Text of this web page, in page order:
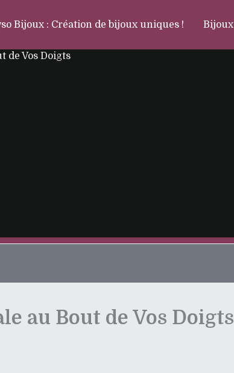
Bijoux : Création de bijoux uniques ! Bijoux
de Vos Doigts
au Bout de Vos Doigts